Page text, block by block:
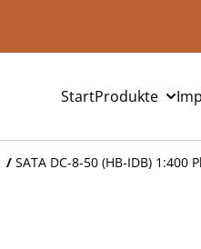
StartProdukte
/ SATA DC-8-50 (HB-IDB) 1:400